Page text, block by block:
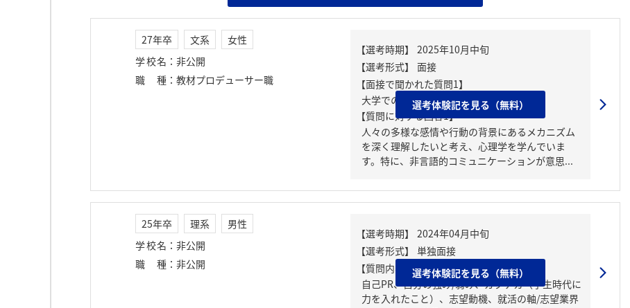
27年卒 文系
女性
学校名 ： 非公開
職種 ： 教材プロデューサー職
【面接で聞かれた質問1】
大学での専攻について
【質問に対する回答1】
人々の多様な感情や行動の背景にあるメカニズム
を深く理解したいと考え、心理学を学んでいま
す。特に、非言語的コミュニケーションが意思...
選考体験記を見る（無料）
25年卒 理系
男性
学校名 ： 非公開
職種 ： 非公開
【質問内容・課題】
自己PR、自分の強み/弱み、ガクチカ（学生時代に
力を入れたこと）、志望動機、就活の軸/志望業界
選考体験記を見る（無料）